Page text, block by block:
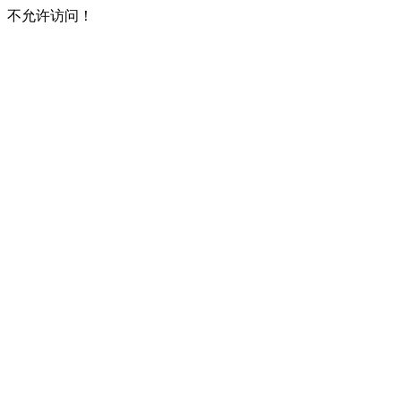
不允许访问！